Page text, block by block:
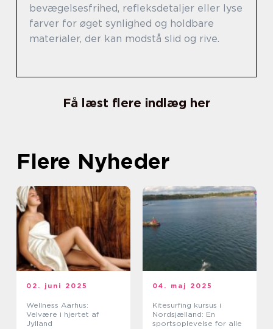
bevægelsesfrihed, refleksdetaljer eller lyse
farver for øget synlighed og holdbare
materialer, der kan modstå slid og rive.
Få læst flere indlæg her
Flere Nyheder
02. juni 2025
Wellness Aarhus:
Velvære i hjertet af
Jylland
04. maj 2025
Kitesurfing kursus i
Nordsjælland: En
sportsoplevelse for alle